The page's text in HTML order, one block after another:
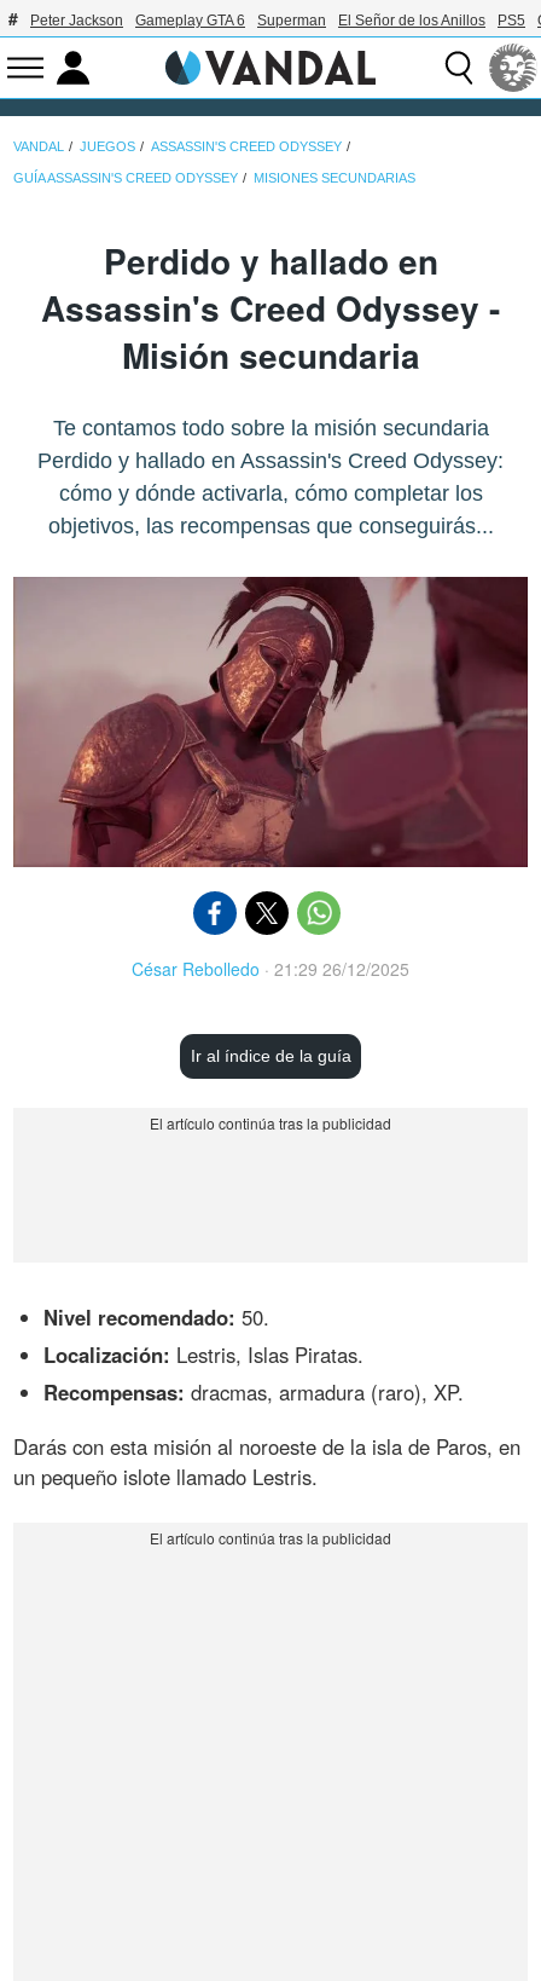
Peter Jackson Gameplay GTA 6 Superman El Señor de los Anillos PS5
VANDAL JUEGOS ASSASSIN'S CREED ODYSSEY
GUÍA ASSASSIN'S CREED ODYSSEY MISIONES SECUNDARIAS
Perdido y hallado en
Assassin's Creed Odyssey -
Misión secundaria
Te contamos todo sobre la misión secundaria
Perdido y hallado en Assassin's Creed Odyssey:
cómo y dónde activarla, cómo completar los
objetivos, las recompensas que conseguirás...
César Rebolledo · 21:29 26/12/2025
Ir al índice de la guía
Nivel recomendado: 50.
Localización: Lestris, Islas Piratas.
Recompensas: dracmas, armadura (raro), XP.
Darás con esta misión al noroeste de la isla de Paros, en
un pequeño islote llamado Lestris.